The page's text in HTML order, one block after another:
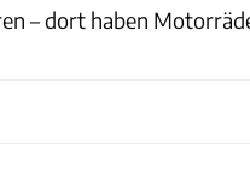
– dort haben